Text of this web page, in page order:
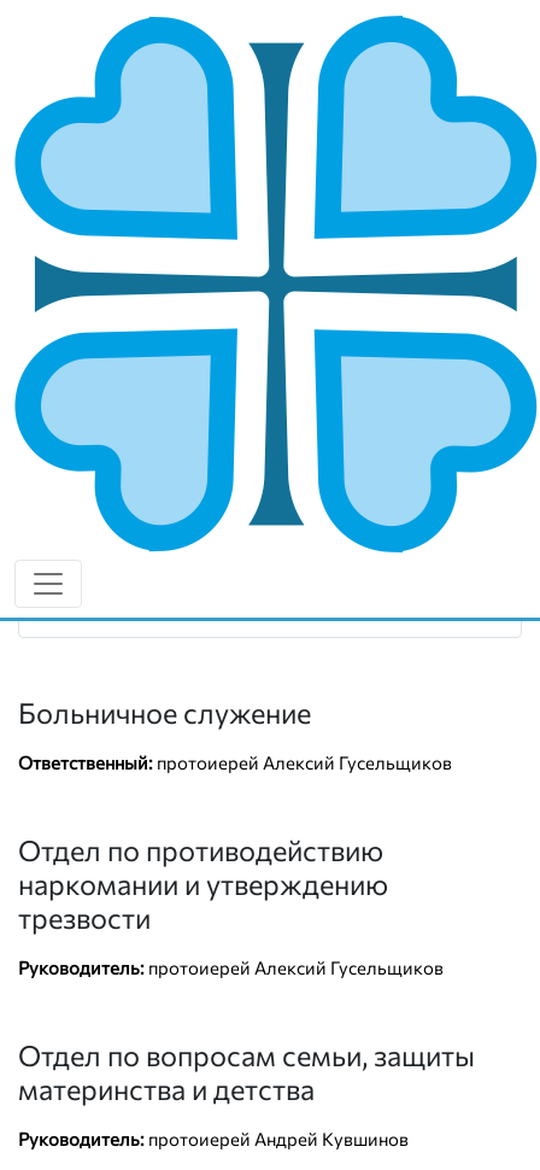
КИНЕЛЬСКАЯ И БЕЗЕНЧУКСКАЯ
ГЛАВНАЯ МИТРОПОЛИИ КИНЕЛЬСКАЯ И БЕЗЕНЧУКСКАЯ
Епархией управляет епископ Кинельский Герман
ОСНОВНЫЕ НАПРАВЛЕНИЯ
РАБОТЫ
Социальное служение
Социальный отдел епархии
Руководитель:протоиерей Алексий Гусельщиков
8 (987) 929-18-10
diaconia-kinel.cerkov.ru
Больничное служение
Ответственный: протоиерей Алексий Гусельщиков
Отдел по противодействию
наркомании и утверждению
трезвости
Руководитель: протоиерей Алексий Гусельщиков
Отдел по вопросам семьи, защиты
материнства и детства
Руководитель: протоиерей Андрей Кувшинов